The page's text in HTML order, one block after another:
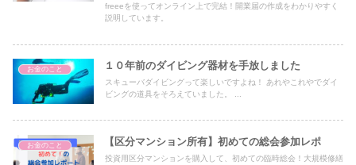
freeeを使ってオンライン上で完結！開業届の作成をわかりやすく
説明しています。
お金のこと １０年前のダイビング器材を手放しました
スキューバダイビングって楽しいですよね！ あれやこれやでダイ
ビングの道具をそろえていました。 ...
お金のこと 【区分マンション所有】初めての総会参加レポ
投資用区分マンションを購入して、初めての臨時総会！大規模修繕